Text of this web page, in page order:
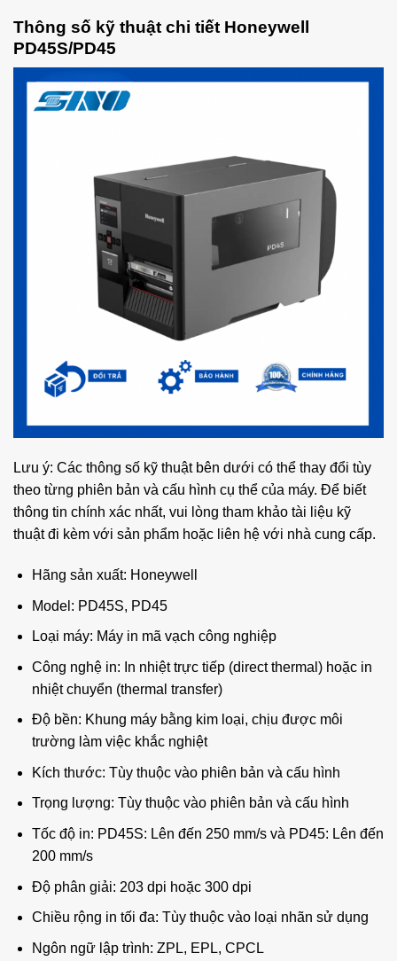
Thông số kỹ thuật chi tiết Honeywell
PD45S/PD45
Lưu ý: Các thông số kỹ thuật bên dưới có thể thay đổi tùy
theo từng phiên bản và cấu hình cụ thể của máy. Để biết
thông tin chính xác nhất, vui lòng tham khảo tài liệu kỹ
thuật đi kèm với sản phẩm hoặc liên hệ với nhà cung cấp.
Hãng sản xuất: Honeywell
Model: PD45S, PD45
Loại máy: Máy in mã vạch công nghiệp
Công nghệ in: In nhiệt trực tiếp (direct thermal) hoặc in
nhiệt chuyển (thermal transfer)
Độ bền: Khung máy bằng kim loại, chịu được môi
trường làm việc khắc nghiệt
Kích thước: Tùy thuộc vào phiên bản và cấu hình
Trọng lượng: Tùy thuộc vào phiên bản và cấu hình
Tốc độ in: PD45S: Lên đến 250 mm/s và PD45: Lên đến
200 mm/s
Độ phân giải: 203 dpi hoặc 300 dpi
Chiều rộng in tối đa: Tùy thuộc vào loại nhãn sử dụng
Ngôn ngữ lập trình: ZPL, EPL, CPCL